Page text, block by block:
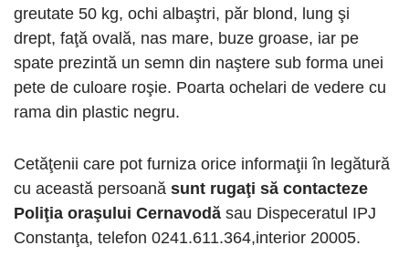
greutate 50 kg, ochi albaştri, păr blond, lung şi
drept, faţă ovală, nas mare, buze groase, iar pe
spate prezintă un semn din naştere sub forma unei
pete de culoare roşie. Poarta ochelari de vedere cu
rama din plastic negru.
Cetăţenii care pot furniza orice informaţii în legătură
cu această persoană sunt rugaţi să contacteze
Poliţia oraşului Cernavodă sau Dispeceratul IPJ
Constanţa, telefon 0241.611.364,interior 20005.